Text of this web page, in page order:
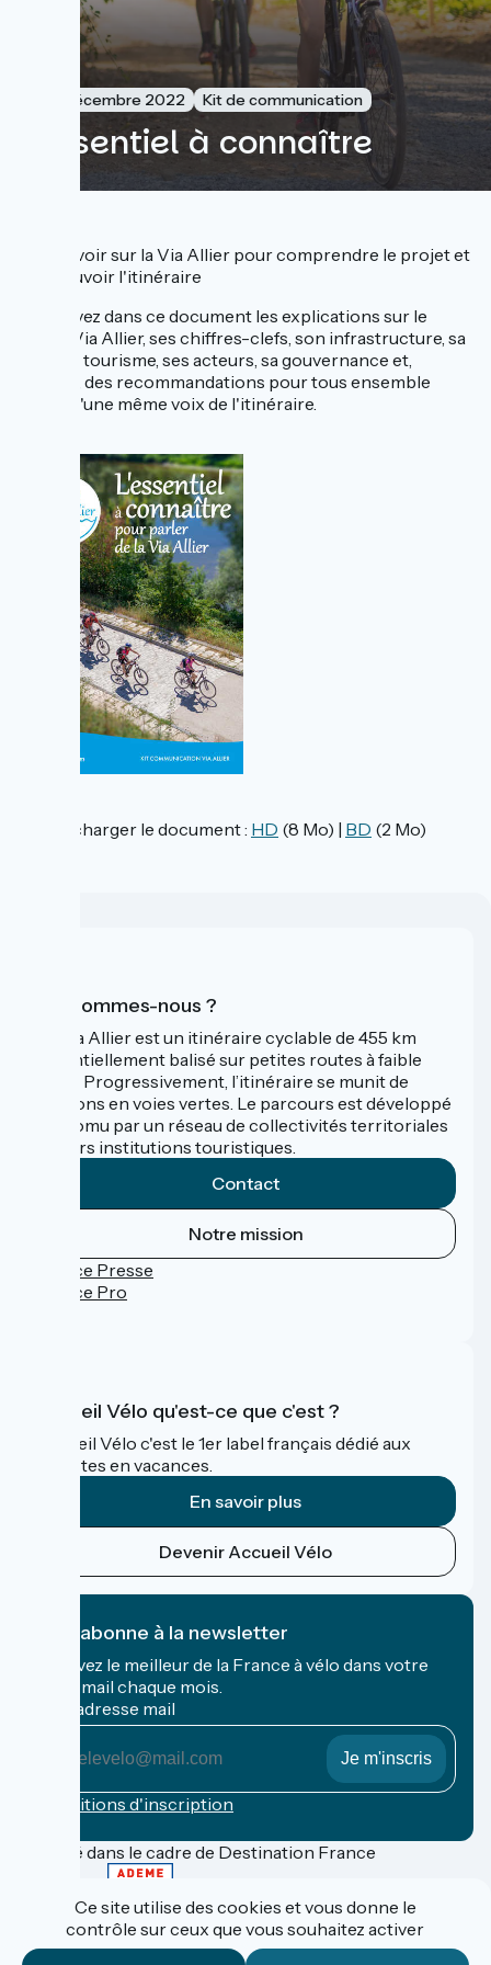
15 décembre 2022 Kit de communication
L'essentiel à connaître
Tout savoir sur la Via Allier pour comprendre le projet et
promouvoir l'itinéraire
Retrouvez dans ce document les explications sur le
projet Via Allier, ses chiffres-clefs, son infrastructure, sa
mise en tourisme, ses acteurs, sa gouvernance et,
surtout, des recommandations pour tous ensemble
parler d'une même voix de l'itinéraire.
>> Télécharger le document : HD (8 Mo) | BD (2 Mo)
Qui sommes-nous ?
La Via Allier est un itinéraire cyclable de 455 km
essentiellement balisé sur petites routes à faible
trafic. Progressivement, l’itinéraire se munit de
sections en voies vertes. Le parcours est développé
et promu par un réseau de collectivités territoriales
et leurs institutions touristiques.
Contact
Notre mission
Espace Presse
Espace Pro
Accueil Vélo qu'est-ce que c'est ?
Accueil Vélo c'est le 1er label français dédié aux
cyclistes en vacances.
En savoir plus
Devenir Accueil Vélo
Je m'abonne à la newsletter
Recevez le meilleur de la France à vélo dans votre
boîte mail chaque mois.
Mon adresse mail
Mon
adresse
Conditions d'inscription
Financé dans le cadre de Destination France
Contact
Ce site utilise des cookies et vous donne le
contrôle sur ceux que vous souhaitez activer